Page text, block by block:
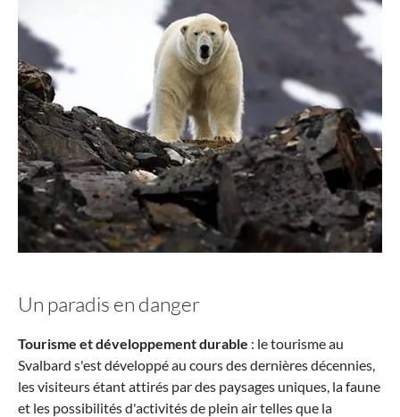
Un paradis en danger
Tourisme et développement durable : le tourisme au
Svalbard s'est développé au cours des dernières décennies,
les visiteurs étant attirés par des paysages uniques, la faune
et les possibilités d'activités de plein air telles que la